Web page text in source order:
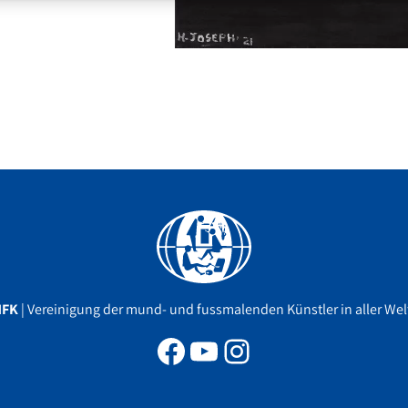
| Vereinigung der mund- und fussmalenden Künstler in aller
Facebook
YouTube
Instagram